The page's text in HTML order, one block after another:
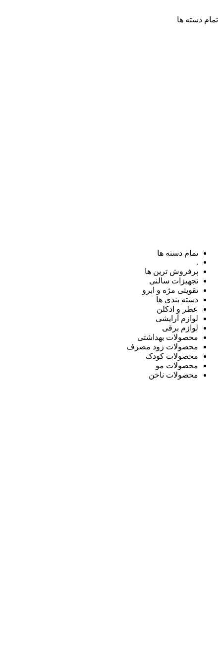
تمام دسته ها
تمام دسته ها
.
پرفروش ترین ها
تجهیزات سالنی
تقویتی مژه و ابرو
دسته بندی ها
عطر و ادکلن
لوازم آرایشی
لوازم برقی
محصولات بهداشتی
محصولات زود مصرف
محصولات کودک
محصولات مو
محصولات ناخن